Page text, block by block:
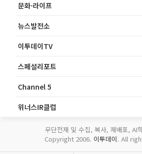
문화·라이프
뉴스발전소
이투데이TV
스페셜리포트
Channel 5
위너스IR클럽
무단전재 및 수집, 복사, 재배포, AI
Copyright 2006. 이투데이. All